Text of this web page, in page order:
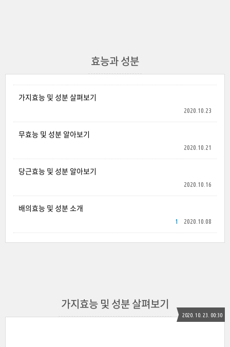
효능과 성분
가지효능 및 성분 살펴보기
2020.10.23
무효능 및 성분 알아보기
2020.10.21
당근효능 및 성분 알아보기
2020.10.16
배의효능 및 성분 소개
2020.10.08
1
가지효능 및 성분 살펴보기
2020. 10. 23. 00:30